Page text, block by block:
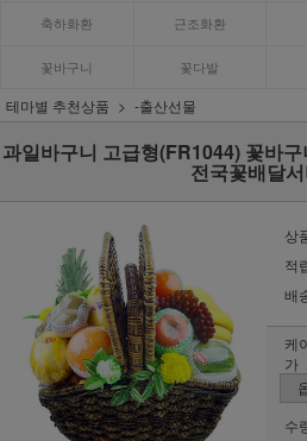
축하화환 근조화환
꽃바구니 꽃다발
테마별 추천상품 -출산선물
과일바구니 고급형(FR1044) 꽃바
전국꽃배달
상
적
배
케
가
수